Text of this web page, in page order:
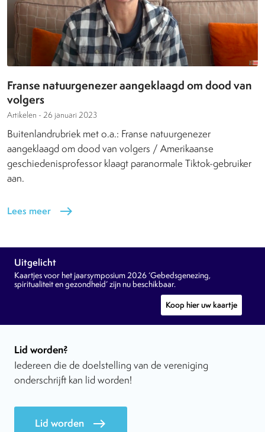
Franse natuurgenezer aangeklaagd om dood van
volgers
Artikelen - 26 januari 2023
Buitenlandrubriek met o.a.: Franse natuurgenezer
aangeklaagd om dood van volgers / Amerikaanse
geschiedenisprofessor klaagt paranormale Tiktok-gebruiker
aan.
Lees meer east
Uitgelicht
Kaartjes voor het jaarsymposium 2026 ‘Gebedsgenezing,
spiritualiteit en gezondheid’ zijn nu beschikbaar.
Koop hier uw kaartje
Lid worden?
Iedereen die de doelstelling van de vereniging
onderschrijft kan lid worden!
Lid worden east